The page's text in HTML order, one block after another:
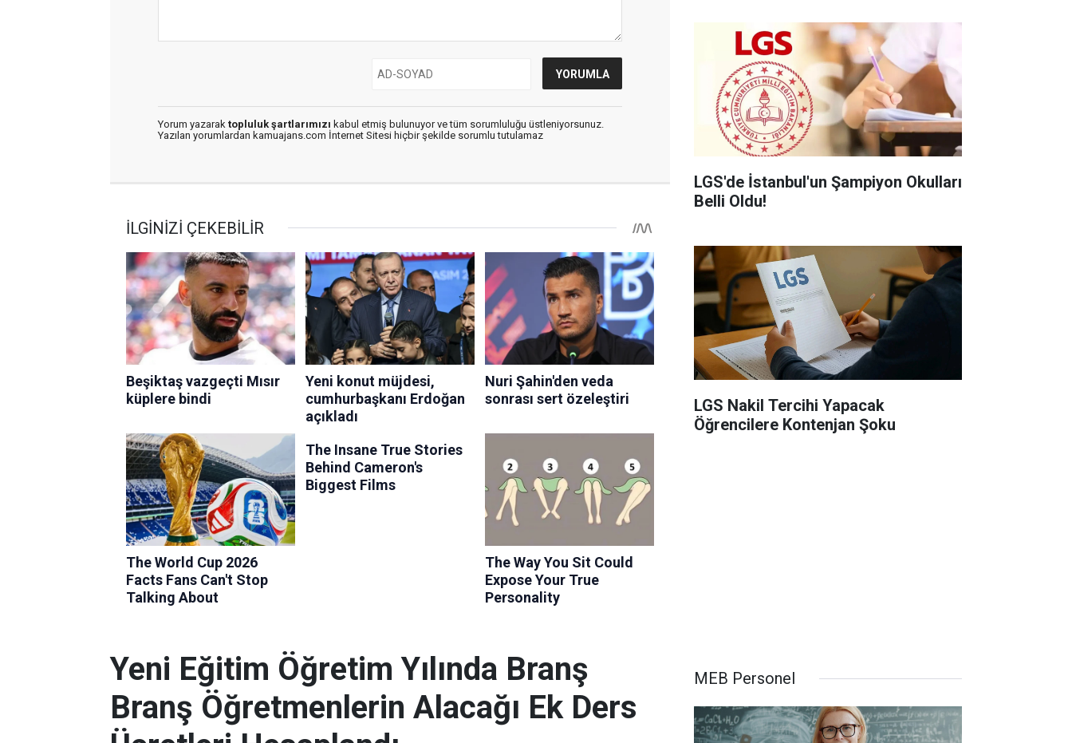
Yorum yazarak topluluk şartlarımızı kabul etmiş bulunuyor ve tüm sorumluluğu üstleniyorsunuz.
Yazılan yorumlardan kamuajans.com İnternet Sitesi hiçbir şekilde sorumlu tutulamaz
LGS'de İstanbul'un Şampiyon Okulları
Belli Oldu!
LGS Nakil Tercihi Yapacak
Öğrencilere Kontenjan Şoku
Yeni Eğitim Öğretim Yılında Branş
Branş Öğretmenlerin Alacağı Ek Ders
MEB Personel